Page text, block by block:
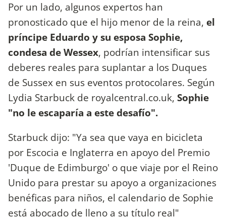
Por un lado, algunos expertos han
pronosticado que el hijo menor de la reina, el
príncipe Eduardo y su esposa Sophie,
condesa de Wessex, podrían intensificar sus
deberes reales para suplantar a los Duques
de Sussex en sus eventos protocolares. Según
Lydia Starbuck de royalcentral.co.uk, Sophie
"no le escaparía a este desafío".
Starbuck dijo: "Ya sea que vaya en bicicleta
por Escocia e Inglaterra en apoyo del Premio
'Duque de Edimburgo' o que viaje por el Reino
Unido para prestar su apoyo a organizaciones
benéficas para niños, el calendario de Sophie
está abocado de lleno a su título real"